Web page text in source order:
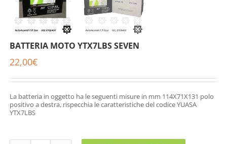
BATTERIA MOTO YTX7LBS SEVEN
22,00€
La batteria in oggetto ha le seguenti misure in mm 114X71X131 polo
positivo a destra, rispecchia le caratteristiche del codice YUASA
YTX7LBS